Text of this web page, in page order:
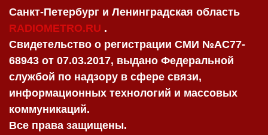
Санкт-Петербург и Ленинградская область
RADIOMETRO.RU .
Свидетельство о регистрации СМИ №AC77-
68943 от 07.03.2017, выдано Федеральной
службой по надзору в сфере связи,
информационных технологий и массовых
коммуникаций.
Все права защищены.